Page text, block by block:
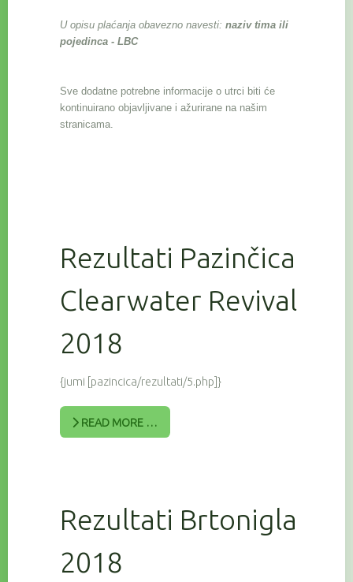
U opisu plaćanja obavezno navesti: naziv tima ili
pojedinca - LBC
Sve dodatne potrebne informacije o utrci biti će
kontinuirano objavljivane i ažurirane na našim
stranicama.
Rezultati Pazinčica
Clearwater Revival
2018
{jumi [pazincica/rezultati/5.php]}
READ MORE …
Rezultati Brtonigla
2018